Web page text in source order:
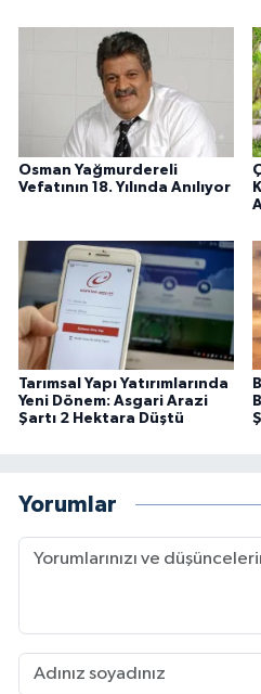
Osman Yağmurdereli
Vefatının 18. Yılında Anılıyor
Tarımsal Yapı Yatırımlarında
Yeni Dönem: Asgari Arazi
Şartı 2 Hektara Düştü
Yorumlar